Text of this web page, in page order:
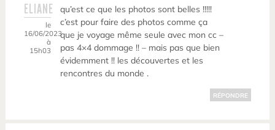
ELIANE
le
16/06/2023
à
15h03
qu’est ce que les photos sont belles !!!!!
c’est pour faire des photos comme ça
que je voyage même seule avec mon cc –
pas 4×4 dommage !! – mais pas que bien
évidemment !! les découvertes et les
rencontres du monde .
RÉPONDRE